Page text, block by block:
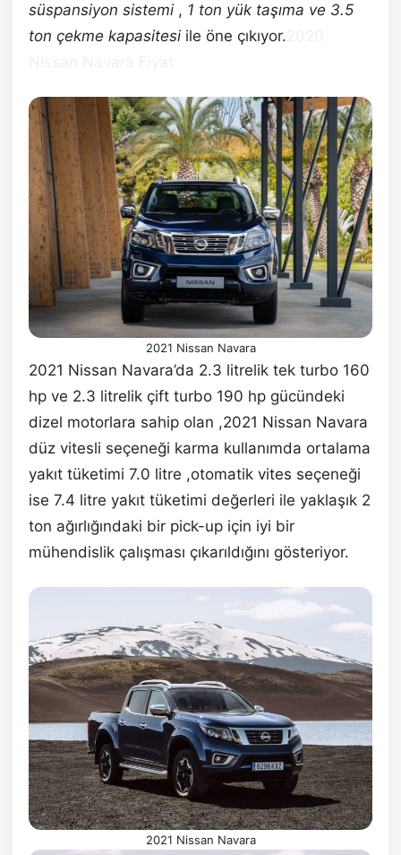
süspansiyon sistemi , 1 ton yük taşıma ve 3.5
ton çekme kapasitesi ile öne çıkıyor.
2021 Nissan Navara
2021 Nissan Navara’da 2.3 litrelik tek turbo 160
hp ve 2.3 litrelik çift turbo 190 hp gücündeki
dizel motorlara sahip olan ,2021 Nissan Navara
düz vitesli seçeneği karma kullanımda ortalama
yakıt tüketimi 7.0 litre ,otomatik vites seçeneği
ise 7.4 litre yakıt tüketimi değerleri ile yaklaşık 2
ton ağırlığındaki bir pick-up için iyi bir
mühendislik çalışması çıkarıldığını gösteriyor.
2021 Nissan Navara